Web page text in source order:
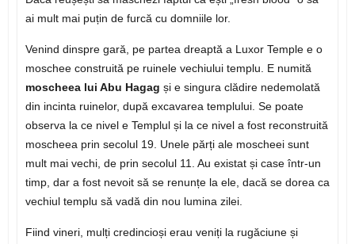
ai mult mai puțin de furcă cu domniile lor.
Venind dinspre gară, pe partea dreaptă a Luxor Temple e o
moschee construită pe ruinele vechiului templu. E numită
moscheea lui Abu Hagag și e singura clădire nedemolată
din incinta ruinelor, după excavarea templului. Se poate
observa la ce nivel e Templul și la ce nivel a fost reconstruită
moscheea prin secolul 19. Unele părți ale moscheei sunt
mult mai vechi, de prin secolul 11. Au existat și case într-un
timp, dar a fost nevoit să se renunțe la ele, dacă se dorea ca
vechiul templu să vadă din nou lumina zilei.
Fiind vineri, mulți credincioși erau veniți la rugăciune și